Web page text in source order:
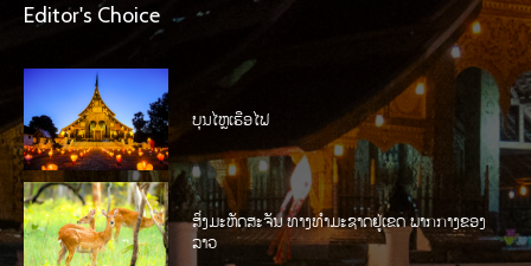
Editor's Choice
ບຸນໄຫຼເຮືອໄຟ
ສິ່ງມະຫັດສະຈັນ ທາງທໍາມະຊາດຢູ່ເຂດ ພາກກາງຂອງ
ລາວ